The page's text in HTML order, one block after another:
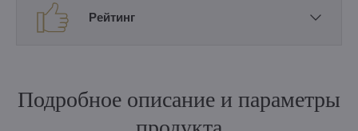
Рейтинг
Подробное описание и параметры